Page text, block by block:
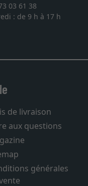
03 61 38
: de 9 h à 17 h
de livraison
aux questions
générales